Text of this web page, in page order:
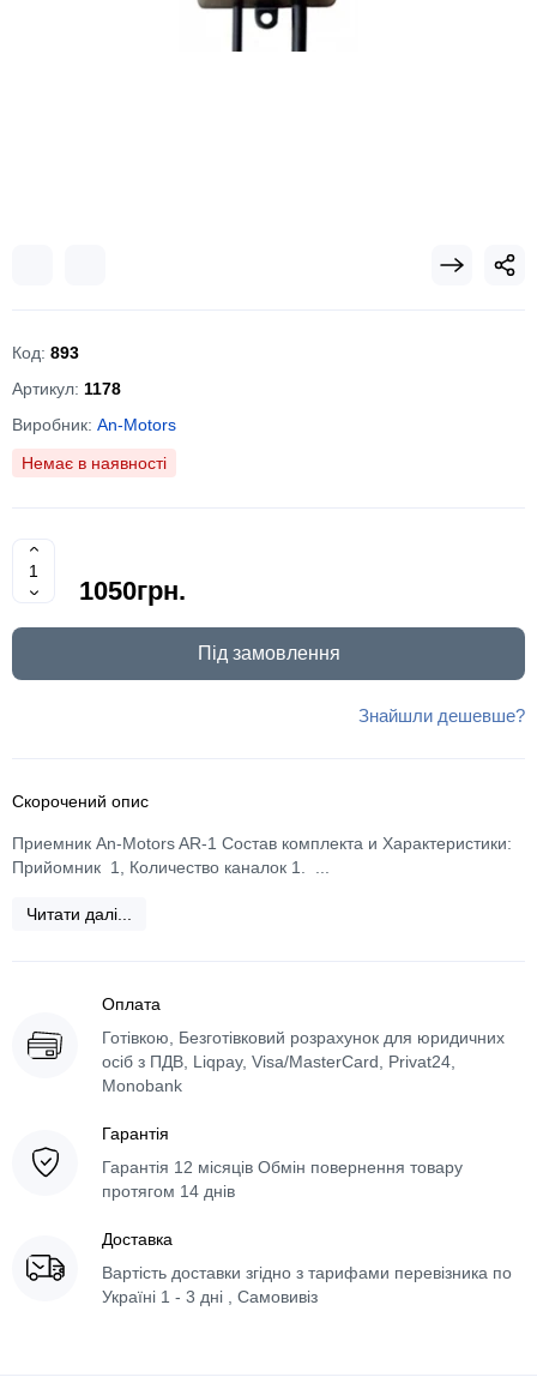
Код: 893
Артикул: 1178
Виробник: An-Motors
Немає в наявності
1050грн.
Під замовлення
Знайшли дешевше?
Скорочений опис
Приемник An-Motors AR-1 Состав комплекта и Характеристики:
Прийомник 1, Количество каналок 1. ...
Читати далі...
Оплата
Готівкою, Безготівковий розрахунок для юридичних
осіб з ПДВ, Liqpay, Visa/MasterCard, Privat24,
Monobank
Гарантія
Гарантія 12 місяців Обмін повернення товару
протягом 14 днів
Доставка
Вартість доставки згідно з тарифами перевізника по
Україні 1 - 3 дні , Самовивіз